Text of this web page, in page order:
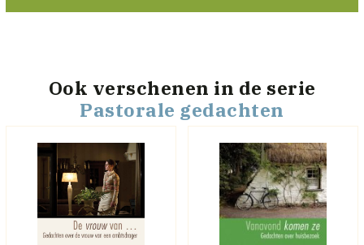
Ook verschenen in de serie
Pastorale gedachten